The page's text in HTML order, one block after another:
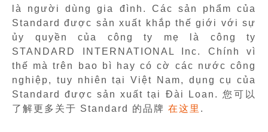
là người dùng gia đình. Các sản phẩm của
Standard được sản xuất khắp thế giới với sự
ủy quyền của công ty mẹ là công ty
STANDARD INTERNATIONAL Inc. Chính vì
thế mà trên bao bì hay có cờ các nước công
nghiệp, tuy nhiên tại Việt Nam, dụng cụ của
Standard được sản xuất tại Đài Loan. 您可以
了解更多关于 Standard 的品牌 在这里 .